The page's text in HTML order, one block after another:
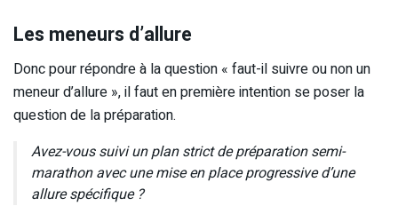
Les meneurs d’allure
Donc pour répondre à la question « faut-il suivre ou non un
meneur d’allure », il faut en première intention se poser la
question de la préparation.
Avez-vous suivi un plan strict de préparation semi-
marathon avec une mise en place progressive d’une
allure spécifique ?